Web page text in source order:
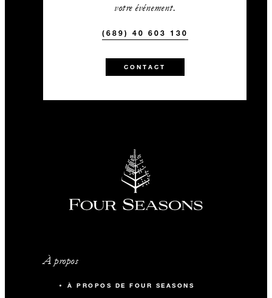
votre événement.
(689) 40 603 130
CONTACT
À propos
À PROPOS DE FOUR SEASONS